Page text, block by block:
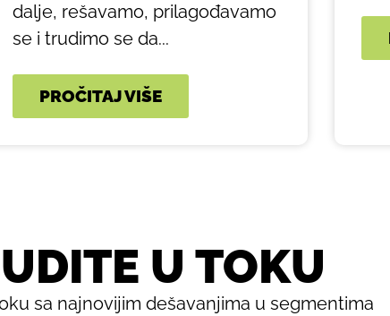
dalje, rešavamo, prilagođavamo
se i trudimo se da...
PROČITAJ VIŠE
U TOKU
sa najnovijim dešavanjima u segmentima